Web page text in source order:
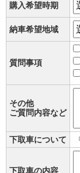
購入希望時期
納車希望地域
質問事項
その他
ご質問内容など
下取車について
下取車の内容